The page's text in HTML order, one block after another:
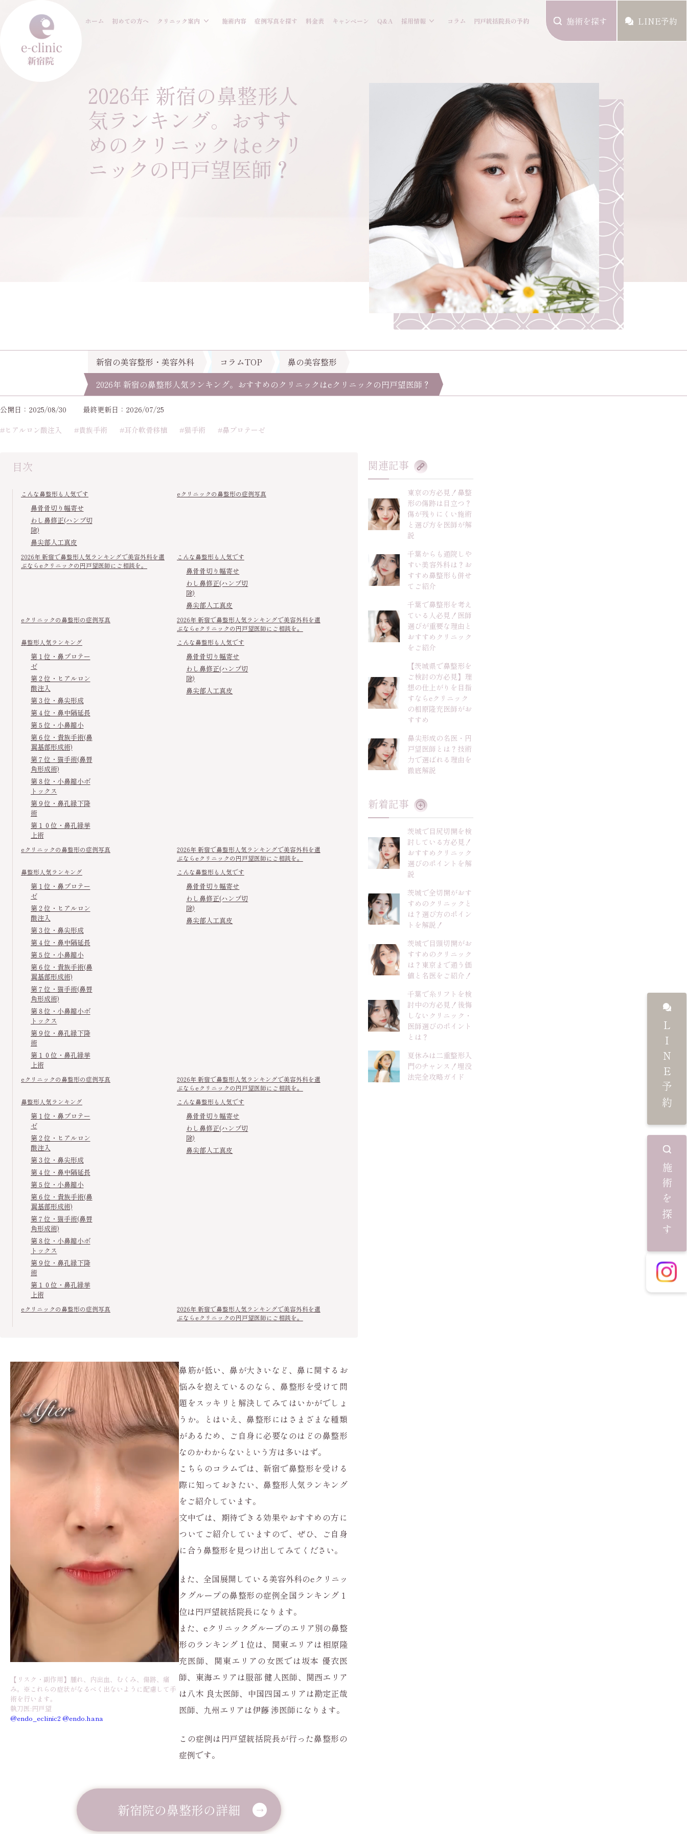
ホーム 初めての方へ クリニック案内 施術内容 症例写真を探す 料金表 キャンペーン Q&A 採用情報 コラム 円戸統括院長の予約 施術を探す LINE予約
2026年 新宿の鼻整形人
気ランキング。おすす
めのクリニックはeクリ
ニックの円戸望医師？
新宿の美容整形・美容外科 コラムTOP
鼻の美容整形
2026年 新宿の鼻整形人気ランキング。おすすめのクリニックはeクリニックの円戸望医師？
公開日：2025/08/30
最終更新日：2026/07/25
#ヒアルロン酸注入
#貴族手術 #耳介軟骨移植 #猫手術 #鼻プロテーゼ
目次
こんな鼻整形も人気です
鼻骨骨切り幅寄せ
わし鼻修正(ハンプ切
除)
鼻尖部人工真皮
eクリニックの鼻整形の症例写真
2026年 新宿で鼻整形人気ランキングで美容外科を選
ぶならeクリニックの円戸望医師にご相談を。
こんな鼻整形も人気です
鼻骨骨切り幅寄せ
わし鼻修正(ハンプ切
除)
鼻尖部人工真皮
eクリニックの鼻整形の症例写真
2026年 新宿で鼻整形人気ランキングで美容外科を選
ぶならeクリニックの円戸望医師にご相談を。
鼻整形人気ランキング
第１位・鼻プロテー
ゼ
第２位・ヒアルロン
酸注入
第３位・鼻尖形成
第４位・鼻中隔延長
第５位・小鼻縮小
第６位・貴族手術(鼻
翼基部形成術)
第７位・猫手術(鼻唇
角形成術)
第８位・小鼻縮小ボ
トックス
第９位・鼻孔縁下降
術
第１０位・鼻孔縁挙
上術
こんな鼻整形も人気です
鼻骨骨切り幅寄せ
わし鼻修正(ハンプ切
除)
鼻尖部人工真皮
eクリニックの鼻整形の症例写真
2026年 新宿で鼻整形人気ランキングで美容外科を選
ぶならeクリニックの円戸望医師にご相談を。
鼻整形人気ランキング
第１位・鼻プロテー
ゼ
第２位・ヒアルロン
酸注入
第３位・鼻尖形成
第４位・鼻中隔延長
第５位・小鼻縮小
第６位・貴族手術(鼻
翼基部形成術)
第７位・猫手術(鼻唇
角形成術)
第８位・小鼻縮小ボ
トックス
第９位・鼻孔縁下降
術
第１０位・鼻孔縁挙
上術
こんな鼻整形も人気です
鼻骨骨切り幅寄せ
わし鼻修正(ハンプ切
除)
鼻尖部人工真皮
eクリニックの鼻整形の症例写真
2026年 新宿で鼻整形人気ランキングで美容外科を選
ぶならeクリニックの円戸望医師にご相談を。
鼻整形人気ランキング
第１位・鼻プロテー
ゼ
第２位・ヒアルロン
酸注入
第３位・鼻尖形成
第４位・鼻中隔延長
第５位・小鼻縮小
第６位・貴族手術(鼻
翼基部形成術)
第７位・猫手術(鼻唇
角形成術)
第８位・小鼻縮小ボ
トックス
第９位・鼻孔縁下降
術
第１０位・鼻孔縁挙
上術
こんな鼻整形も人気です
鼻骨骨切り幅寄せ
わし鼻修正(ハンプ切
除)
鼻尖部人工真皮
eクリニックの鼻整形の症例写真
2026年 新宿で鼻整形人気ランキングで美容外科を選
ぶならeクリニックの円戸望医師にご相談を。
【リスク・副作用】腫れ、内出血、むくみ、傷跡、痛
み。※これらの症状がなるべく出ないように配慮して手
術を行います。
執刀医:円戸望
@endo_eclinic2 @endo.hana
鼻筋が低い、鼻が大きいなど、鼻に関するお
悩みを抱えているのなら、鼻整形を受けて問
題をスッキリと解決してみてはいかがでしょ
うか。とはいえ、鼻整形にはさまざまな種類
があるため、ご自身に必要なのはどの鼻整形
なのかわからないという方は多いはず。
こちらのコラムでは、新宿で鼻整形を受ける
際に知っておきたい、鼻整形人気ランキング
をご紹介しています。
文中では、期待できる効果やおすすめの方に
ついてご紹介していますので、ぜひ、ご自身
に合う鼻整形を見つけ出してみてください。
また、全国展開している美容外科のeクリニッ
クグループの鼻整形の症例全国ランキング１
位は円戸望統括院長になります。
また、eクリニックグループのエリア別の鼻整
形のランキング１位は、関東エリアは相原隆
充医師、関東エリアの女医では坂本 優衣医
師、東海エリアは服部 健人医師、関西エリア
は八木 良太医師、中国四国エリアは勘定正哉
医師、九州エリアは伊藤 渉医師になります。
この症例は円戸望統括院長が行った鼻整形の
症例です。
新宿院の鼻整形の詳細
関連記事
東京の方必見！鼻整
形の傷跡は目立つ？
傷が残りにくい施術
と選び方を医師が解
説
千葉からも通院しや
すい美容外科は？お
すすめ鼻整形も併せ
てご紹介
千葉で鼻整形を考え
ている人必見！医師
選びが重要な理由と
おすすめクリニック
をご紹介
【茨城県で鼻整形を
ご検討の方必見】理
想の仕上がりを目指
すならeクリニック
の相原隆充医師がお
すすめ
鼻尖形成の名医・円
戸望医師とは？技術
力で選ばれる理由を
徹底解説
新着記事
茨城で目尻切開を検
討している方必見！
おすすめクリニック
選びのポイントを解
説
茨城で全切開がおす
すめのクリニックと
は？選び方のポイン
トを解説！
茨城で目頭切開がお
すすめのクリニック
は？東京まで通う価
値と名医をご紹介！
千葉で糸リフトを検
討中の方必見！後悔
しないクリニック・
医師選びのポイント
とは？
夏休みは二重整形入
門のチャンス！埋没
法完全攻略ガイド
LINE予約
施術を探す